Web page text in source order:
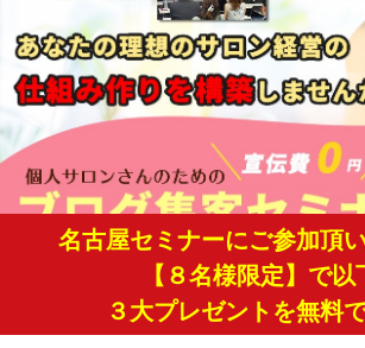
名古屋セミナーにご参加頂い
【８名様限定】で以
３大プレゼントを無料